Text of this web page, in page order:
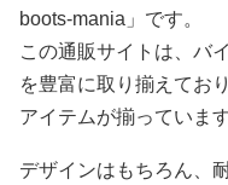
boots-mania」です。
この通販サイトは、バ
を豊富に取り揃えてお
アイテムが揃っています
デザインはもちろん、